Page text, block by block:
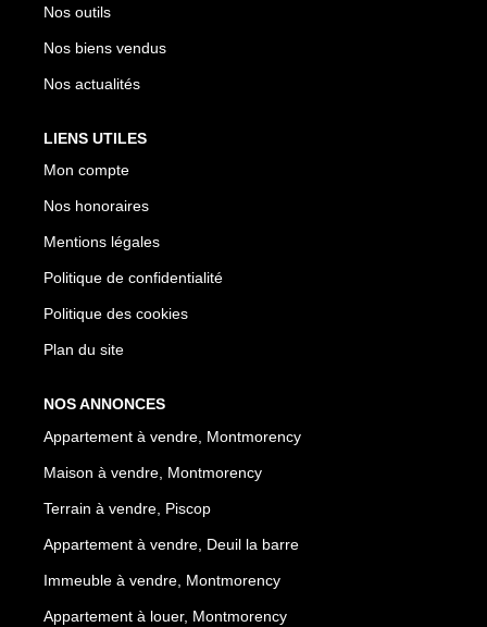
Nos outils
Nos biens vendus
Nos actualités
LIENS UTILES
Mon compte
Nos honoraires
Mentions légales
Politique de confidentialité
Politique des cookies
Plan du site
NOS ANNONCES
Appartement à vendre, Montmorency
Maison à vendre, Montmorency
Terrain à vendre, Piscop
Appartement à vendre, Deuil la barre
Immeuble à vendre, Montmorency
Appartement à louer, Montmorency